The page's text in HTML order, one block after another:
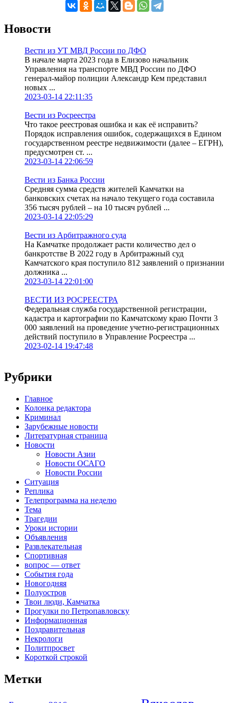
Новости
Вести из УТ МВД России по ДФО
В начале марта 2023 года в Елизово начальник
Управления на транспорте МВД России по ДФО
генерал-майор полиции Александр Кем представил
новых ...
2023-03-14 22:11:35
Вести из Росреестра
Что такое реестровая ошибка и как её исправить?
Порядок исправления ошибок, содержащихся в Едином
государственном реестре недвижимости (далее – ЕГРН),
предусмотрен ст. ...
2023-03-14 22:06:59
Вести из Банка России
Средняя сумма средств жителей Камчатки на
банковских счетах на начало текущего года составила
356 тысяч рублей – на 10 тысяч рублей ...
2023-03-14 22:05:29
Вести из Арбитражного суда
На Камчатке продолжает расти количество дел о
банкротстве В 2022 году в Арбитражный суд
Камчатского края поступило 812 заявлений о признании
должника ...
2023-03-14 22:01:00
ВЕСТИ ИЗ РОСРЕЕСТРА
Федеральная служба государственной регистрации,
кадастра и картографии по Камчатскому краю Почти 3
000 заявлений на проведение учетно-регистрационных
действий поступило в Управление Росреестра ...
2023-02-14 19:47:48
Рубрики
Главное
Колонка редактора
Криминал
Зарубежные новости
Литературная страница
Новости
Новости Азии
Новости ОСАГО
Новости России
Ситуация
Реплика
Телепрограмма на неделю
Тема
Трагедии
Уроки истории
Объявления
Развлекательная
Спортивная
вопрос — ответ
События года
Новогодняя
Полуостров
Твои люди, Камчатка
Прогулки по Петропавловску
Информационная
Поздравительная
Некрологи
Политпросвет
Короткой строкой
Метки